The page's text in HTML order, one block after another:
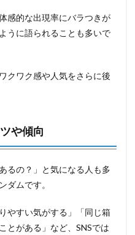
感的な出現率にバラつきが
うに語られることも多いで
クワク感や人気をさらに後
や傾向
るの？」と気になる人も多
ダムです。
やすい気がする」「同じ箱
とがある」など、SNSでは